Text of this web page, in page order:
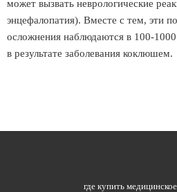
может вызвать неврологические
энцефалопатия). Вместе с тем, эти
осложнения наблюдаются в 100-
в результате заболевания коклюшем.
где купить